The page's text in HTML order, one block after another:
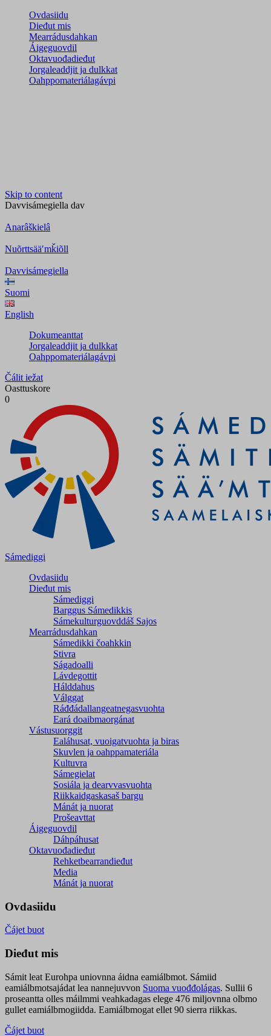
Ovdasiidu
Dieđut mis
Mearrádusdahkan
Áigeguovdil
Oktavuođadieđut
Jorgaleaddjit ja dulkkat
Oahppomateriálagávpi
Skip to content
Davvisámegiella dav
Anarâškielâ
Nuõrttsääʹmǩiõll
Davvisámegiella
Suomi
English
Dokumeanttat
Jorgaleaddjit ja dulkkat
Oahppomateriálagávpi
Čálit iežat
Oasttuskore
0
Sámediggi
Ovdasiidu
Dieđut mis
Sámediggi
Barggus Sámedikkis
Sámekulturguovddáš Sajos
Mearrádusdahkan
Sámedikki čoahkkin
Stivra
Ságadoalli
Lávdegottit
Hálddahus
Válggat
Ráđđádallangeatnegas­vuohta
Eará doaibmaorgánat
Vástusuorggit
Ealáhusat, vuoigatvuohta ja biras
Skuvlen ja oahppamateriála
Kultuvra
Sámegielat
Sosiála ja dearvvasvuohta
Riikkaidgaskasaš bargu
Mánát ja nuorat
Prošeavttat
Áigeguovdil
Dáhpáhusat
Oktavuođadieđut
Rehketbearrandieđut
Media
Mánát ja nuorat
Ovdasiidu
Čájet buot
Dieđut mis
Sámit leat Eurohpa uniovnna áidna eamiálbmot. Sámiid
eamiálbmotsajádat lea nannejuvvon Suoma vuođđolágas. Sullii 6
proseantta olles máilmmi veahkadagas elege 476 miljovnna olbmo
gullet eamiálbmogiidda. Eamiálbmogat ellet 90 sierra riikkas.
Čájet buot